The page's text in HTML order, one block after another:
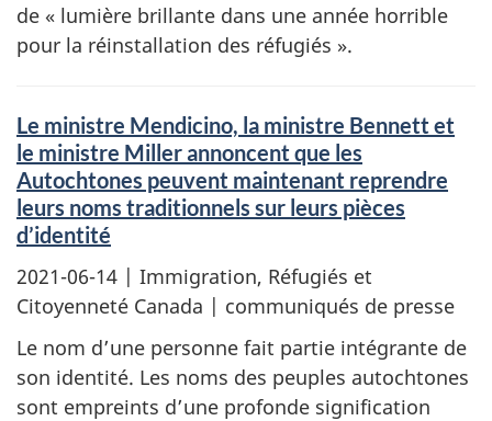
de « lumière brillante dans une année horrible
pour la réinstallation des réfugiés ».
Le ministre Mendicino, la ministre Bennett et
le ministre Miller annoncent que les
Autochtones peuvent maintenant reprendre
leurs noms traditionnels sur leurs pièces
d’identité
2021-06-14 | Immigration, Réfugiés et
Citoyenneté Canada | communiqués de presse
Le nom d’une personne fait partie intégrante de
son identité. Les noms des peuples autochtones
sont empreints d’une profonde signification